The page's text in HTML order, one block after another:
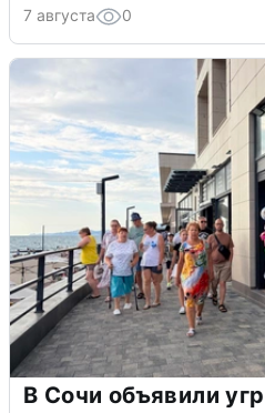
7 августа 0
В Сочи объявили